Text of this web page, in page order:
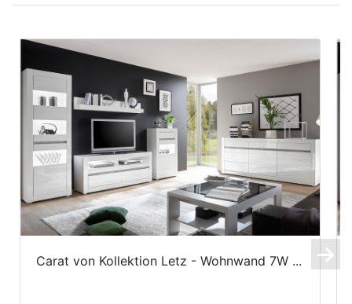
Carat von Kollektion Letz - Wohnwand 7W ...